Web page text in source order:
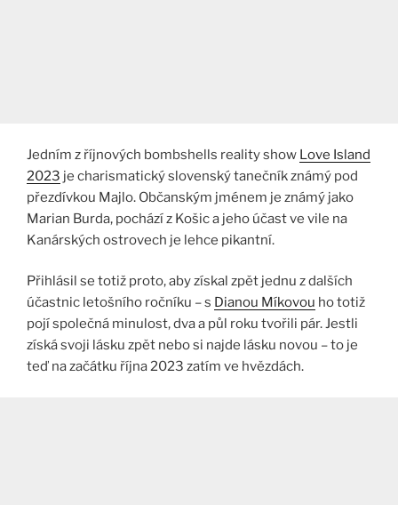
Jedním z říjnových bombshells reality show Love Island
2023 je charismatický slovenský tanečník známý pod
přezdívkou Majlo. Občanským jménem je známý jako
Marian Burda, pochází z Košic a jeho účast ve vile na
Kanárských ostrovech je lehce pikantní.
Přihlásil se totiž proto, aby získal zpět jednu z dalších
účastnic letošního ročníku – s Dianou Míkovou ho totiž
pojí společná minulost, dva a půl roku tvořili pár. Jestli
získá svoji lásku zpět nebo si najde lásku novou – to je
teď na začátku října 2023 zatím ve hvězdách.